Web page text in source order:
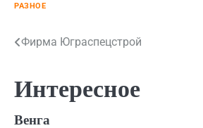
РАЗНОЕ
Навигация
записям
Фирма Юграспецстрой
Интересное
Венга